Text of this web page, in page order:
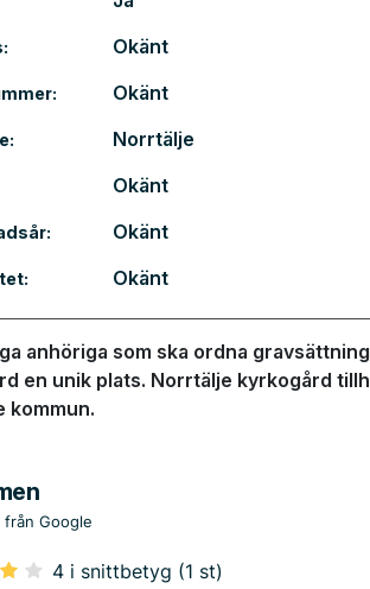
Okänt
Okänt
Norrtälje
Okänt
Okänt
Okänt
anhöriga som ska ordna
en unik plats. Norrtälje kyrkogård
kommun.
från Google
4 i snittbetyg (1 st)